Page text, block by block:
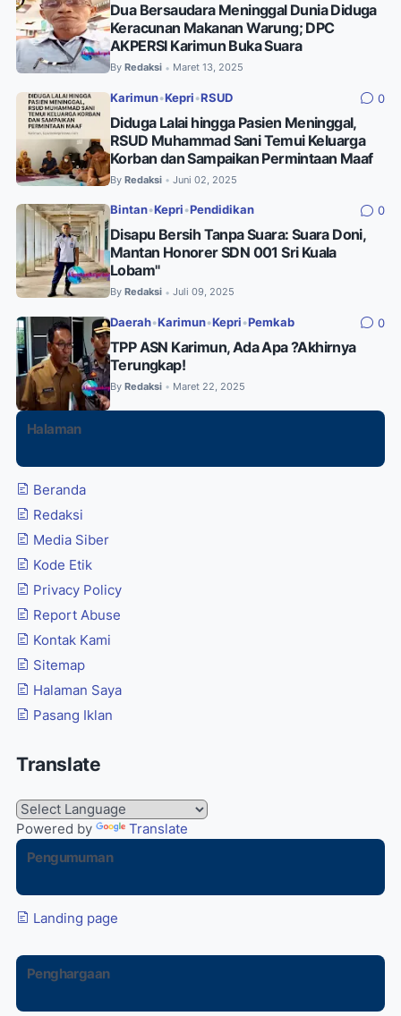
Dua Bersaudara Meninggal Dunia Diduga
Keracunan Makanan Warung; DPC
AKPERSI Karimun Buka Suara
By Redaksi • Maret 13, 2025
Karimun•Kepri •RSUD 0
Diduga Lalai hingga Pasien Meninggal,
RSUD Muhammad Sani Temui Keluarga
Korban dan Sampaikan Permintaan Maaf
By Redaksi • Juni 02, 2025
Bintan•Kepri •Pendidikan 0
Disapu Bersih Tanpa Suara: Suara Doni,
Mantan Honorer SDN 001 Sri Kuala
Lobam"
By Redaksi • Juli 09, 2025
Daerah•Karimun•Kepri •Pemkab 0
TPP ASN Karimun, Ada Apa ?Akhirnya
Terungkap!
By Redaksi • Maret 22, 2025
Halaman
Beranda
Redaksi
Media Siber
Kode Etik
Privacy Policy
Report Abuse
Kontak Kami
Sitemap
Halaman Saya
Pasang Iklan
Translate
Powered by
Translate
Pengumuman
Landing page
Penghargaan